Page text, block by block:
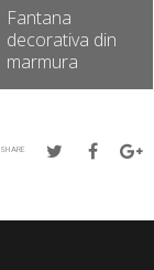
Fantana
decorativa din
marmura
SHARE